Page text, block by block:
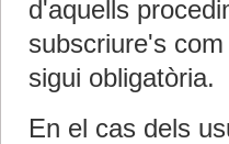
d'aquells
subscriure's
sigui obligatòria.
En el cas dels